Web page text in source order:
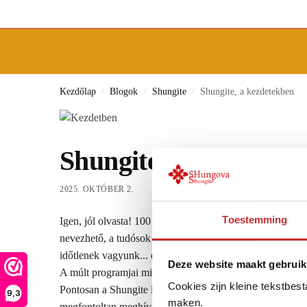
9,3
Toestemming
Deze website maakt
Cookies zijn kleine
maken.
Kezdőlap / Blogok / Shungite / Shungite, a kezdetekben
Shungite, kezdetben
2025. OKTÓBER 2.
Igen, jól olvasta! 100 milliárd év mindenféle
nevezhető, a tudósok értéket akarnak rá helyezni, de a
időtlenek vagyunk... de ítélkezés nélkül?
A múlt programjai miatt félelembe, szomorúságba vagy
Pontosan a Shungite lehetővé teszi számunkra, hogy